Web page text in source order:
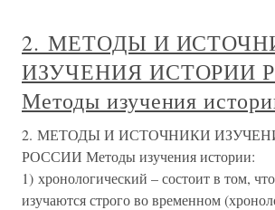
2. МЕТОДЫ И
ИЗУЧЕНИЯ ИСТОРИИ
Методы изучения
2. МЕТОДЫ И ИСТОЧНИКИ
РОССИИ Методы изучения истории:
1) хронологический – состоит в том,
изучаются строго во временном